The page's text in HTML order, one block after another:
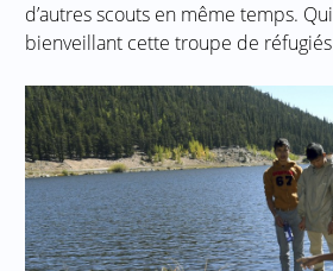
d’autres scouts en même temps.
bienveillant cette troupe de